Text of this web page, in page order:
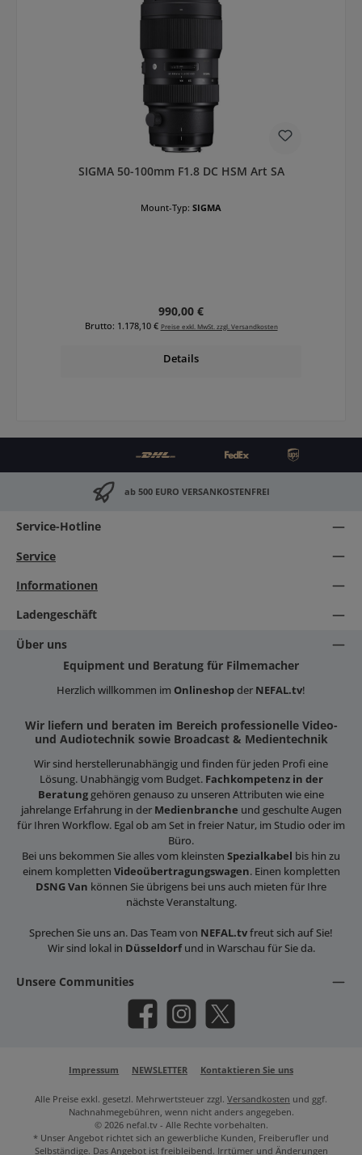
SIGMA 50-100mm F1.8 DC HSM Art SA
Mount-Typ: SIGMA
Regulärer Preis:
990,00 €
Brutto: 1.178,10 € Preise exkl. MwSt. zzgl. Versandkosten
Details
ab 500 EURO VERSANKOSTENFREI
Service-Hotline
Service
Informationen
Ladengeschäft
Über uns
Equipment und Beratung für Filmemacher
Herzlich willkommen im Onlineshopder NEFAL.tv!
Wir liefern und beraten im Bereich professionelle Video-
und Audiotechnik sowie Broadcast & Medientechnik
Wir sind herstellerunabhängig und finden für jeden Profi eine
Lösung. Unabhängig vom Budget. Fachkompetenz in der
Beratunggehören genauso zu unseren Attributen wie eine
jahrelange Erfahrung in der Medienbranche und geschulte Augen
für Ihren Workflow. Egal ob am Set in freier Natur, im Studio oder im
Büro.
Bei uns bekommen Sie alles vom kleinsten Spezialkabel bis hin zu
einem kompletten Videoübertragungswagen. Einen kompletten
DSNG Van können Sie übrigens bei uns auch mieten für Ihre
nächste Veranstaltung.
Sprechen Sie uns an. Das Team von NEFAL.tvfreut sich auf Sie!
Wir sind lokal in Düsseldorfund in Warschau für Sie da.
Unsere Communities
Facebook InstagramX / Twitter
Impressum NEWSLETTER Kontaktieren Sie uns
Alle Preise exkl. gesetzl. Mehrwertsteuer zzgl. Versandkosten und ggf.
Nachnahmegebühren, wenn nicht anders angegeben.
© 2026 nefal.tv - Alle Rechte vorbehalten.
* Unser Angebot richtet sich an gewerbliche Kunden, Freiberufler und
Selbständige. Das Angebot ist freibleibend. Irrtümer und Änderungen